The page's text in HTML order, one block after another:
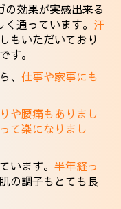
効果が実感出来る
く通っています。汗
もいただいており
す。
、仕事や家事にも
や腰痛もありまし
て楽になりまし
います。半年経っ
肌の調子もとても良